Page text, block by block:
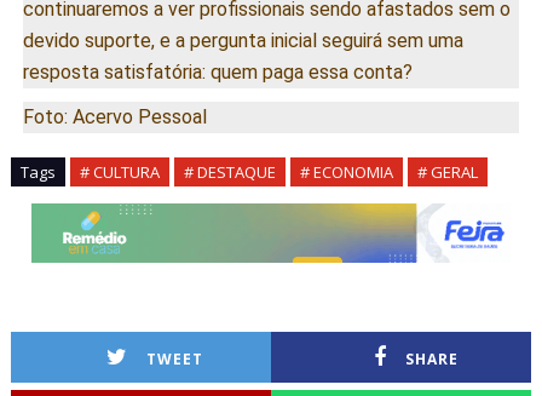
continuaremos a ver profissionais sendo afastados sem o
devido suporte, e a pergunta inicial seguirá sem uma
resposta satisfatória: quem paga essa conta?
Foto: Acervo Pessoal
Tags # CULTURA # DESTAQUE # ECONOMIA # GERAL
TWEET SHARE